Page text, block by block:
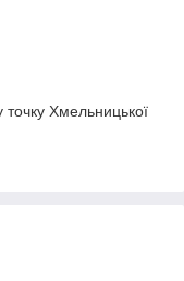
Хмельницької